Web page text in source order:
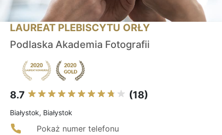
LAUREAT PLEBISCYTU ORŁY
Podlaska Akademia Fotografii
8.7 (18)
Białystok, Białystok
Pokaż numer telefonu